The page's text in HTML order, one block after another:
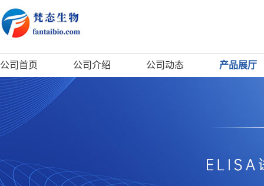
公司首页 公司介绍 公司动态 产品展厅